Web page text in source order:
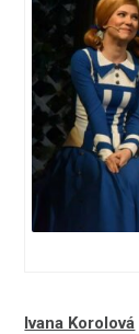
Ivana Korolová